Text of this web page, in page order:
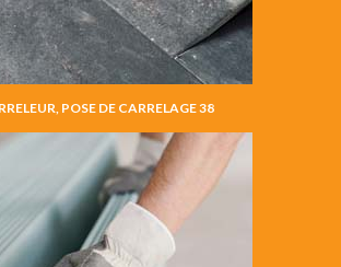
POSE DE CARRELAGE 38